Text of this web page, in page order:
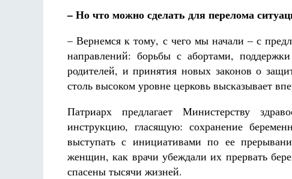
– Но что можно сделать для перелома
– Вернемся к тому, с чего мы начали – с
направлений: борьбы с абортами,
родителей, и принятия новых законов о
столь высоком уровне церковь высказывает
Патриарх предлагает Министерству
инструкцию, гласящую: сохранение
выступать с инициативами по ее
женщин, как врачи убеждали их прервать
спасены тысячи жизней.